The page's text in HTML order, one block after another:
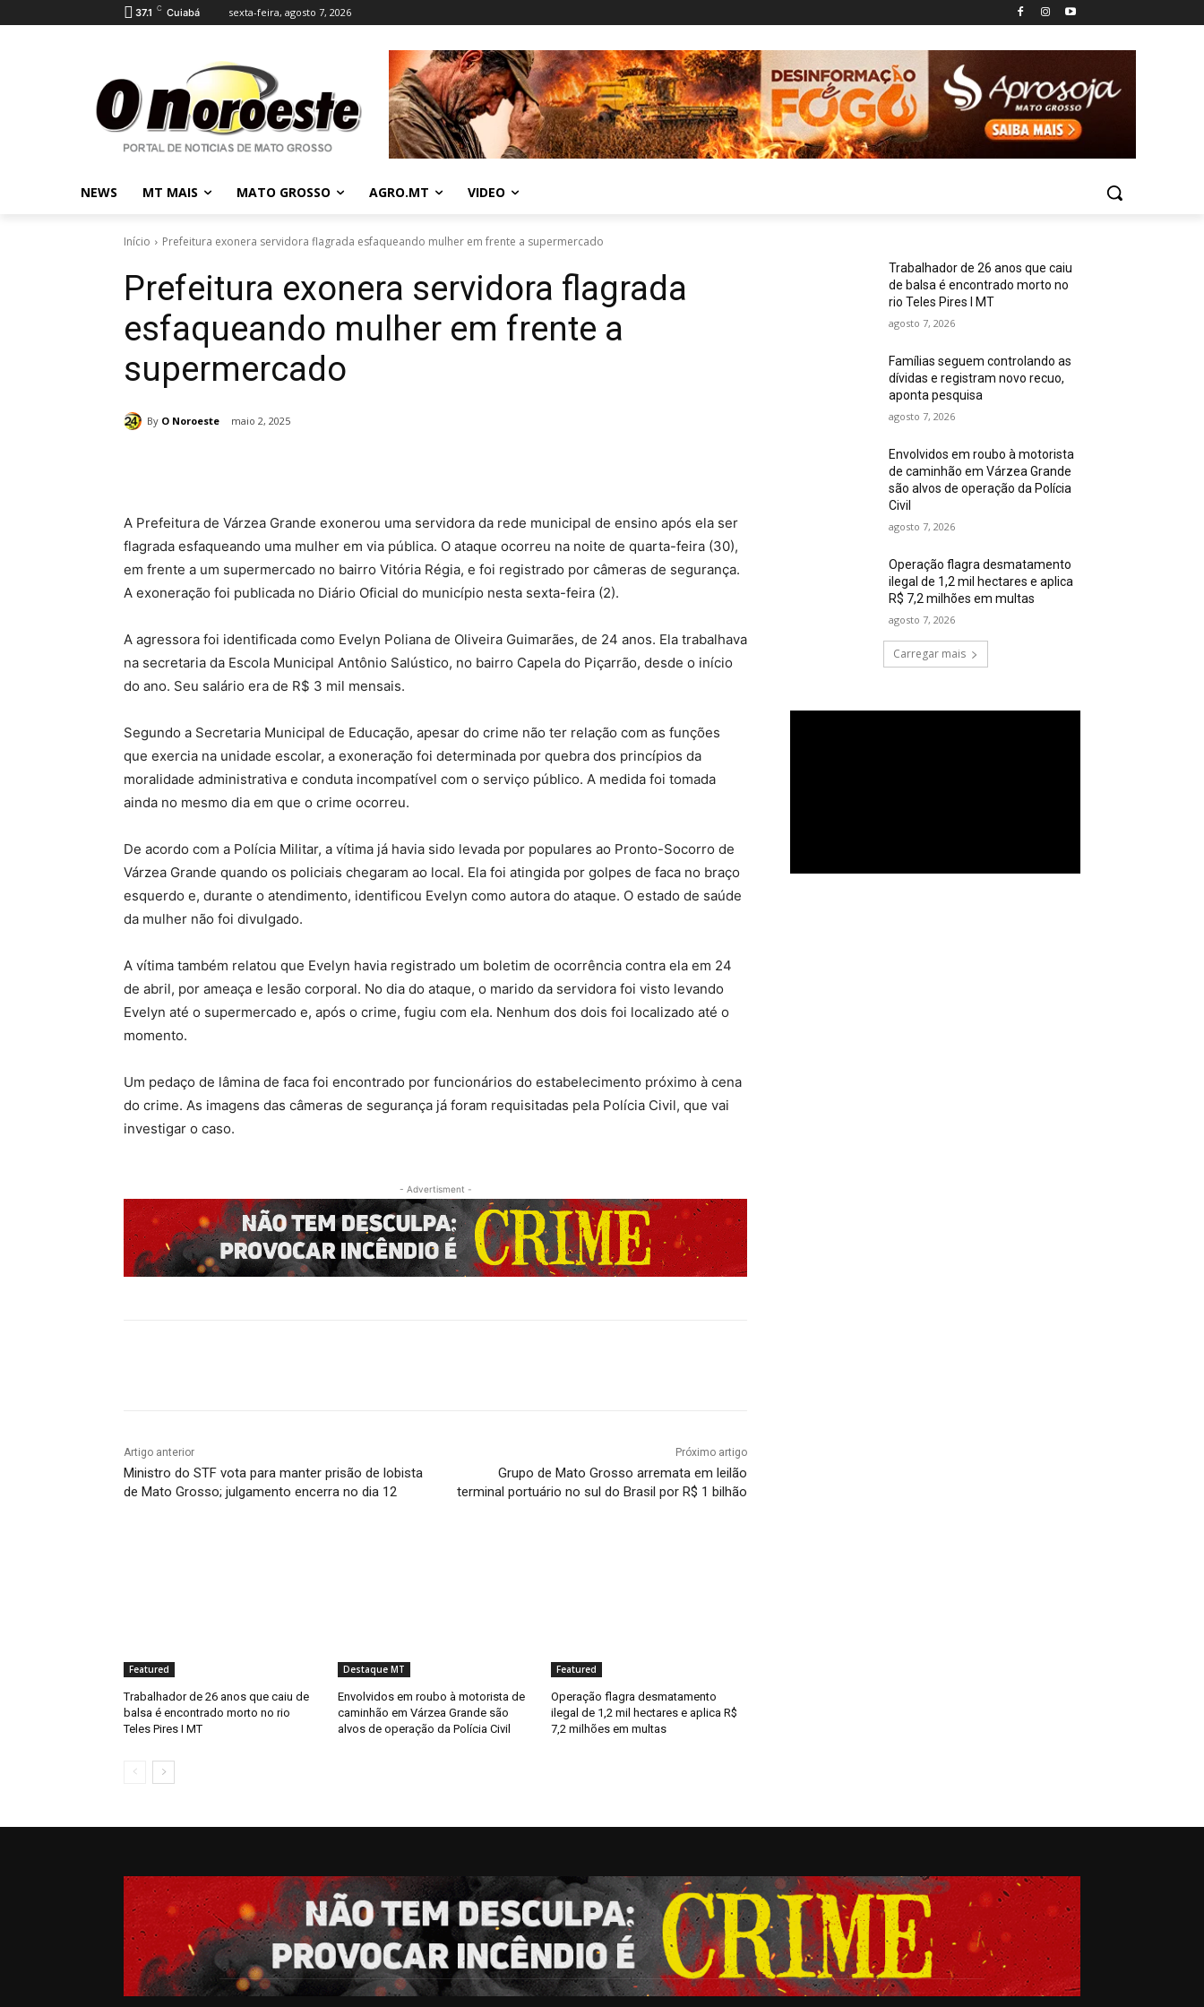
37.1 C Cuiabá sexta-feira, agosto 7, 2026
NEWS MT MAIS MATO GROSSO AGRO.MT VIDEO
Início Prefeitura exonera servidora flagrada esfaqueando mulher em frente a supermercado
Prefeitura exonera servidora flagrada
esfaqueando mulher em frente a
supermercado
By O Noroeste maio 2, 2025
A Prefeitura de Várzea Grande exonerou uma servidora da rede municipal de ensino após ela ser
flagrada esfaqueando uma mulher em via pública. O ataque ocorreu na noite de quarta-feira (30),
em frente a um supermercado no bairro Vitória Régia, e foi registrado por câmeras de segurança.
A exoneração foi publicada no Diário Oficial do município nesta sexta-feira (2).
A agressora foi identificada como Evelyn Poliana de Oliveira Guimarães, de 24 anos. Ela trabalhava
na secretaria da Escola Municipal Antônio Salústico, no bairro Capela do Piçarrão, desde o início
do ano. Seu salário era de R$ 3 mil mensais.
Segundo a Secretaria Municipal de Educação, apesar do crime não ter relação com as funções
que exercia na unidade escolar, a exoneração foi determinada por quebra dos princípios da
moralidade administrativa e conduta incompatível com o serviço público. A medida foi tomada
ainda no mesmo dia em que o crime ocorreu.
De acordo com a Polícia Militar, a vítima já havia sido levada por populares ao Pronto-Socorro de
Várzea Grande quando os policiais chegaram ao local. Ela foi atingida por golpes de faca no braço
esquerdo e, durante o atendimento, identificou Evelyn como autora do ataque. O estado de saúde
da mulher não foi divulgado.
A vítima também relatou que Evelyn havia registrado um boletim de ocorrência contra ela em 24
de abril, por ameaça e lesão corporal. No dia do ataque, o marido da servidora foi visto levando
Evelyn até o supermercado e, após o crime, fugiu com ela. Nenhum dos dois foi localizado até o
momento.
Um pedaço de lâmina de faca foi encontrado por funcionários do estabelecimento próximo à cena
do crime. As imagens das câmeras de segurança já foram requisitadas pela Polícia Civil, que vai
investigar o caso.
- Advertisment -
Artigo anterior
Ministro do STF vota para manter prisão de lobista
de Mato Grosso; julgamento encerra no dia 12
Próximo artigo
Grupo de Mato Grosso arremata em leilão
terminal portuário no sul do Brasil por R$ 1 bilhão
Featured
Trabalhador de 26 anos que caiu de
balsa é encontrado morto no rio
Teles Pires I MT
Destaque MT
Envolvidos em roubo à motorista de
caminhão em Várzea Grande são
alvos de operação da Polícia Civil
Featured
Operação flagra desmatamento
ilegal de 1,2 mil hectares e aplica R$
7,2 milhões em multas
Trabalhador de 26 anos que caiu
de balsa é encontrado morto no
rio Teles Pires I MT
agosto 7, 2026
Famílias seguem controlando as
dívidas e registram novo recuo,
aponta pesquisa
agosto 7, 2026
Envolvidos em roubo à motorista
de caminhão em Várzea Grande
são alvos de operação da Polícia
Civil
agosto 7, 2026
Operação flagra desmatamento
ilegal de 1,2 mil hectares e aplica
R$ 7,2 milhões em multas
agosto 7, 2026
Carregar mais